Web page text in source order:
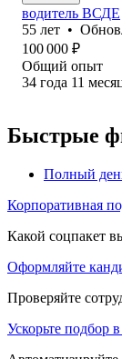
водитель ВСДЕ
55 лет •
100 000 ₽
Общий опыт
34 года 11
Быстрые
Полный
Корпоративная
Какой соцпакет
Оформляйте
Проверяйте
Ускорьте подбор